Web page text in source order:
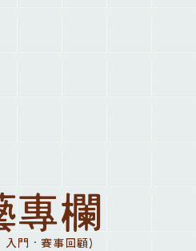
專欄
入門 · 賽事回顧)